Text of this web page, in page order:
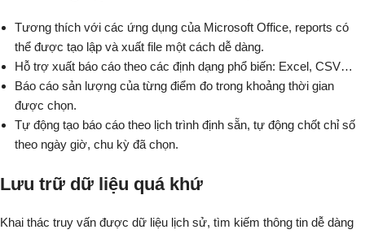
Tương thích với các ứng dụng của Microsoft Office, reports có
thể được tạo lập và xuất file một cách dễ dàng.
Hỗ trợ xuất báo cáo theo các định dạng phổ biến: Excel, CSV…
Báo cáo sản lượng của từng điểm đo trong khoảng thời gian
được chọn.
Tự động tạo báo cáo theo lịch trình định sẵn, tự động chốt chỉ số
theo ngày giờ, chu kỳ đã chọn.
Lưu trữ dữ liệu quá khứ
Khai thác truy vấn được dữ liệu lịch sử, tìm kiếm thông tin dễ dàng